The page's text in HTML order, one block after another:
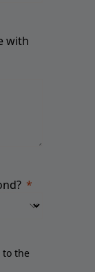
with
the